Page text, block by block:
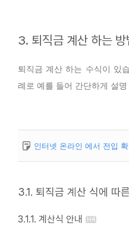
3. 퇴직금 계산 하는 방
퇴직금 계산 하는 수식이 있
례로 예를 들어 간단하게 설
인터넷 온라인 에서 전입
3.1. 퇴직금 계산 식에 따
3.1.1. 계산식 안내